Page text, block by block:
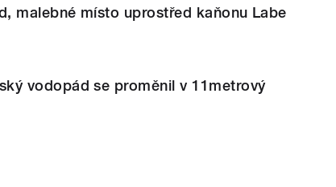
malebné místo uprostřed kaňonu Labe
vodopád se proměnil v 11metrový